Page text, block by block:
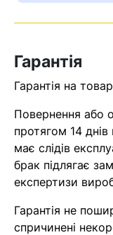
знайдена.
Гарантія
Гарантія на
Повернення або
протягом 14
має слідів
брак підлягає
експертизи
Гарантія не
спричинені